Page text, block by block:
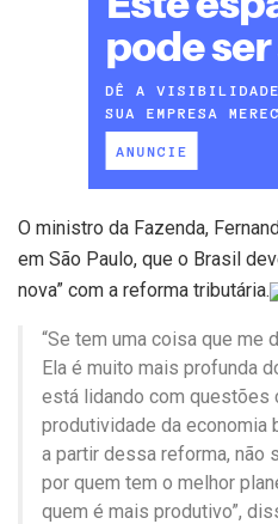
O ministro da Fazenda,
em São Paulo, que o Brasil
nova” com a reforma tributária.
“Se tem uma coisa que me
Ela é muito mais profunda
está lidando com questões
produtividade da economia
a partir dessa reforma, não
por quem tem o melhor
quem é mais produtivo”,